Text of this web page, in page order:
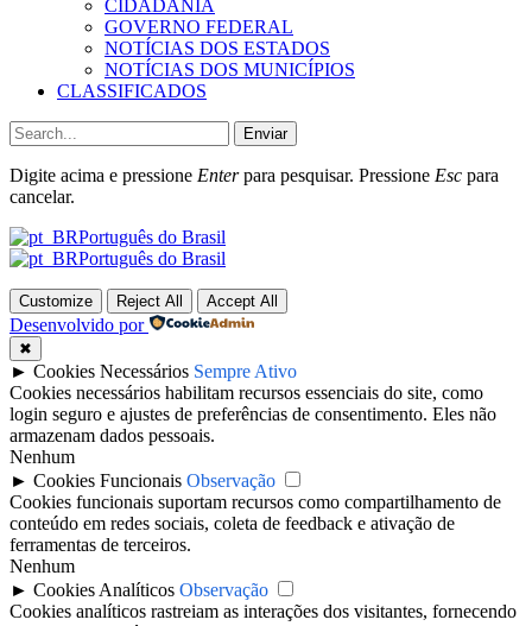
CIDADANIA
GOVERNO FEDERAL
NOTÍCIAS DOS ESTADOS
NOTÍCIAS DOS MUNICÍPIOS
CLASSIFICADOS
Enviar
Digite acima e pressione Enterpara pesquisar. Pressione Esc para
cancelar.
Português do Brasil
Português do Brasil
Customize Reject All Accept All
Desenvolvido por
✖
► Cookies Necessários Sempre Ativo
Cookies necessários habilitam recursos essenciais do site, como
login seguro e ajustes de preferências de consentimento. Eles não
armazenam dados pessoais.
Nenhum
► Cookies Funcionais Observação
Cookies funcionais suportam recursos como compartilhamento de
conteúdo em redes sociais, coleta de feedback e ativação de
ferramentas de terceiros.
Nenhum
► Cookies Analíticos Observação
Cookies analíticos rastreiam as interações dos visitantes, fornecendo